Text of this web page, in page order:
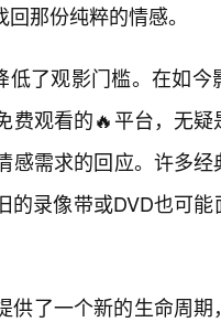
那份纯粹的情感。
低了观影门槛。在如
观看的🔥平台，无
需求的回应。许多经
录像带或DVD也可
了一个新的生命周